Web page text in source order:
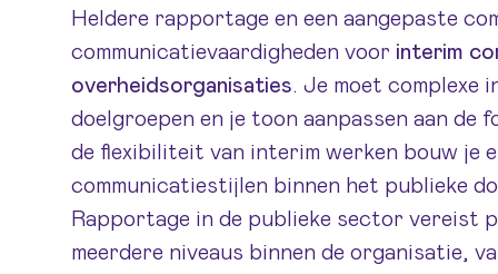
Heldere rapportage en een aangepaste
communicatievaardigheden voor interim
overheidsorganisaties. Je moet complexe
doelgroepen en je toon aanpassen aan
de flexibiliteit van interim werken bouw je
communicatiestijlen binnen het publieke
Rapportage in de publieke sector vereist
meerdere niveaus binnen de organisatie,